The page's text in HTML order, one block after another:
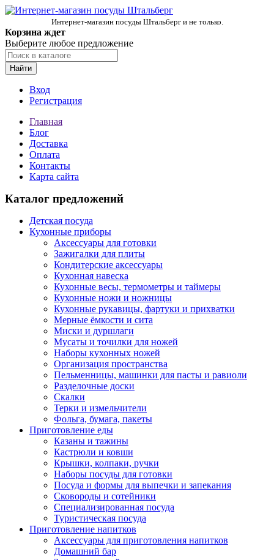
Интернет-магазин посуды Штальберг и не только.
Корзина ждет
Выберите любое предложение
Найти
Вход
Регистрация
Главная
Блог
Доставка
Оплата
Контакты
Карта сайта
Каталог предложений
Детская посуда
Кухонные приборы
Аксессуары для готовки
Зажигалки для плиты
Кондитерские аксессуары
Кухонная навеска
Кухонные весы, термометры и таймеры
Кухонные ножи и ножницы
Кухонные рукавицы, фартуки и прихватки
Мерные ёмкости и сита
Миски и дуршлаги
Мусаты и точилки для ножей
Наборы кухонных ножей
Организация пространства
Пельменницы, машинки для пасты и равиоли
Разделочные доски
Скалки
Терки и измельчители
Фольга, бумага, пакеты
Приготовление еды
Казаны и тажины
Кастрюли и ковши
Крышки, колпаки, ручки
Наборы посуды для готовки
Посуда и формы для выпечки и запекания
Сковороды и сотейники
Специализированная посуда
Туристическая посуда
Приготовление напитков
Аксессуары для приготовления напитков
Домашний бар